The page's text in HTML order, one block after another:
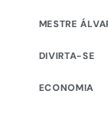
MESTRE
DIVIRTA-SE
ECONOMIA